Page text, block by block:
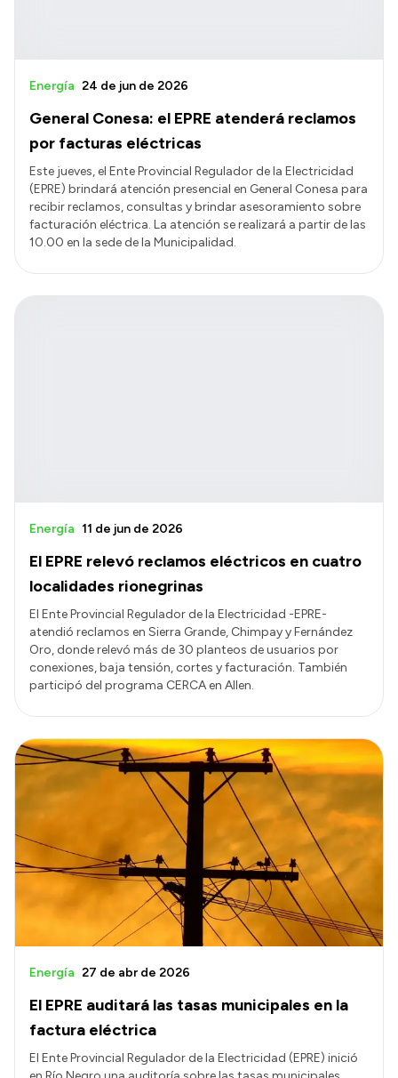
General Conesa: el EPRE atenderá reclamos
por facturas eléctricas
Energía 24 de jun de 2026
Este jueves, el Ente Provincial Regulador de la Electricidad
(EPRE) brindará atención presencial en General Conesa para
recibir reclamos, consultas y brindar asesoramiento sobre
facturación eléctrica. La atención se realizará a partir de las
10.00 en la sede de la Municipalidad.
El EPRE relevó reclamos eléctricos en cuatro
localidades rionegrinas
Energía 11 de jun de 2026
El Ente Provincial Regulador de la Electricidad -EPRE-
atendió reclamos en Sierra Grande, Chimpay y Fernández
Oro, donde relevó más de 30 planteos de usuarios por
conexiones, baja tensión, cortes y facturación. También
participó del programa CERCA en Allen.
El EPRE auditará las tasas municipales en la
factura eléctrica
Energía 27 de abr de 2026
El Ente Provincial Regulador de la Electricidad (EPRE) inició